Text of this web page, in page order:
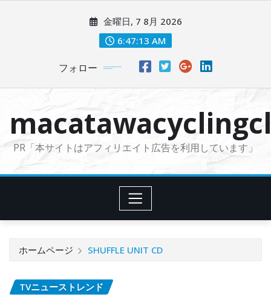
に
金曜日, 7 8月 2026
6:47:14 AM
フォロー
PR「本サイトはアフィリエイト広告を利用しています」
ホームページ SHUFFLE UNIT CD
TVニューストレンド